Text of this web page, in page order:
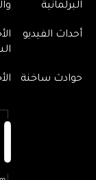
البرلمانية
أحداث الفيديو
حوادث ساخنة